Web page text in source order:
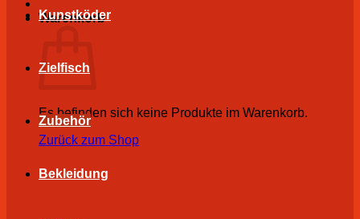
Warenkorb
Es befinden sich keine Produkte im Warenkorb.
Zurück zum Shop
Kunstköder
Zielfisch
Zubehör
Bekleidung